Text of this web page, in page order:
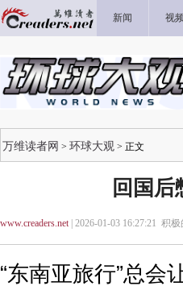
新闻 视
万维读者网 > 环球大观 > 正文
回国
www.creaders.net| 2026-01-03 16:27:21 积极
“东南亚旅行”总会